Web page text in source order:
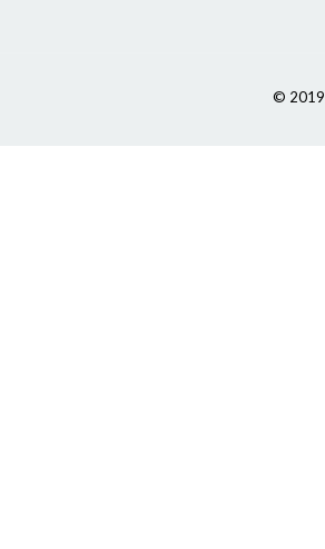
© 2019